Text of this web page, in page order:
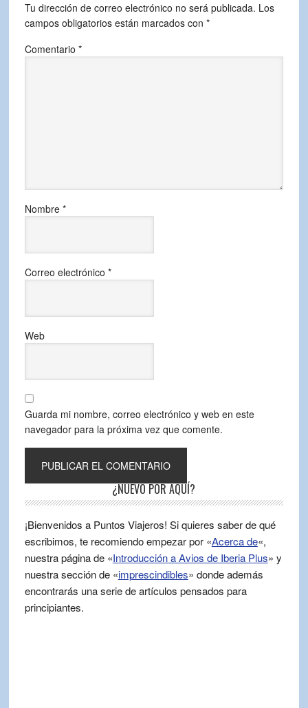
Tu dirección de correo electrónico no será publicada. Los
campos obligatorios están marcados con *
Comentario *
Nombre *
Correo electrónico *
Web
Guarda mi nombre, correo electrónico y web en este
navegador para la próxima vez que comente.
¿NUEVO POR AQUÍ?
¡Bienvenidos a Puntos Viajeros! Si quieres saber de qué
escribimos, te recomiendo empezar por «Acerca de«,
nuestra página de «Introducción a Avios de Iberia Plus» y
nuestra sección de «imprescindibles» donde además
encontrarás una serie de artículos pensados para
principiantes.